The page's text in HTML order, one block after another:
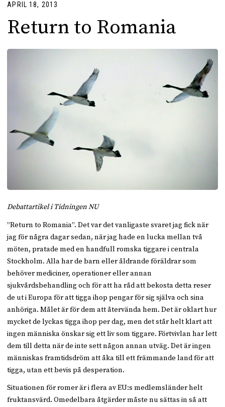
APRIL 18, 2013
Return to Romania
Debattartikel i Tidningen NU
”Return to Romania”. Det var det vanligaste svaret jag fick när
jag för några dagar sedan, när jag hade en lucka mellan två
möten, pratade med en handfull romska tiggare i centrala
Stockholm. Alla har de barn eller åldrande föräldrar som
behöver mediciner, operationer eller annan
sjukvårdsbehandling och för att ha råd att bekosta detta reser
de ut i Europa för att tigga ihop pengar för sig själva och sina
anhöriga. Målet är för dem att återvända hem. Det är oklart hur
mycket de lyckas tigga ihop per dag, men det står helt klart att
ingen människa önskar sig ett liv som tiggare. Förtvivlan har lett
dem till detta när de inte sett någon annan utväg. Det är ingen
människas framtidsdröm att åka till ett främmande land för att
tigga, utan ett bevis på desperation.
Situationen för romer är i flera av EU:s medlemsländer helt
fruktansvärd. Omedelbara åtgärder måste nu sättas in så att